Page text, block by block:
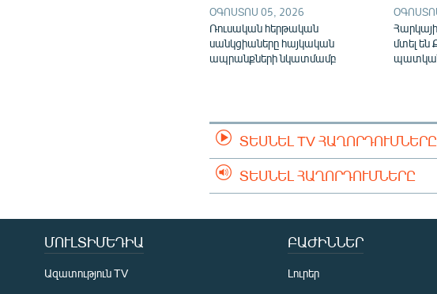
ՕԳՈՍՏՈՍ 05, 2026
Ռուսական հերթական
սանկցիաները հայկական
ապրանքների նկատմամբ
մտել են
ՏԵՍՆԵԼ TV ՀԱՂՈՐԴՈՒՄՆԵՐԸ
ՏԵՍՆԵԼ ՀԱՂՈՐԴՈՒՄՆԵՐԸ
ՄՈՒԼՏԻՄԵԴԻԱ
Ազատություն TV
ԲԱԺԻՆՆԵՐ
Լուրեր